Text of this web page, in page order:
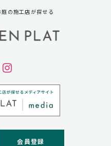
合を除いて、お客様の個
委託
り良いサービスを提供す
託しており、業務委託先
用目的の通知、開示、訂
の施工店が探せる
会員登録